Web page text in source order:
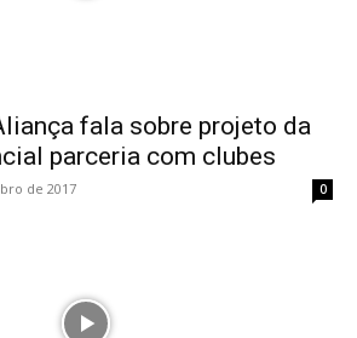
fala sobre projeto da
parceria com clubes
de 2017 0